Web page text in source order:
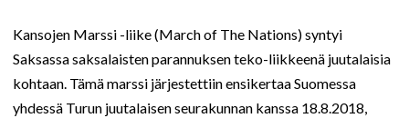
Kansojen Marssi -liike (March of The Nations) syntyi
Saksassa saksalaisten parannuksen teko-liikkeenä juutalaisia
kohtaan. Tämä marssi järjestettiin ensikertaa Suomessa
yhdessä Turun juutalaisen seurakunnan kanssa 18.8.2018,